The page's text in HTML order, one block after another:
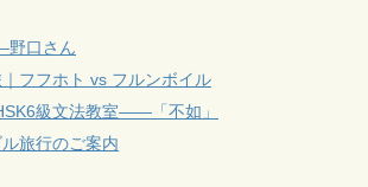
口さん
フフホト vs フルンボイル
級文法教室——「不如」
旅行のご案内